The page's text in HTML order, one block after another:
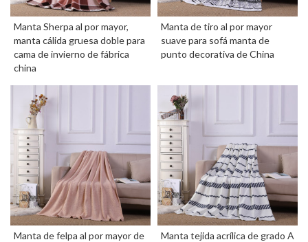
Manta Sherpa al por mayor,
manta cálida gruesa doble para
cama de invierno de fábrica
china
Manta de tiro al por mayor
suave para sofá manta de
punto decorativa de China
Manta de felpa al por mayor de
Manta tejida acrílica de grado A